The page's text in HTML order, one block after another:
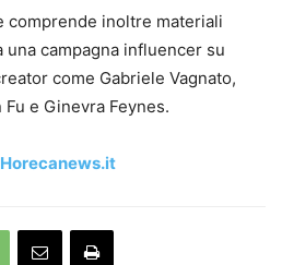
comprende inoltre materiali
campagna influencer su
come Gabriele Vagnato,
Fu e Ginevra Feynes.
Horecanews.it